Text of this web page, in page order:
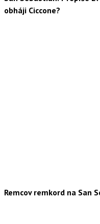
obháji Ciccone?
Remcov remkord na San